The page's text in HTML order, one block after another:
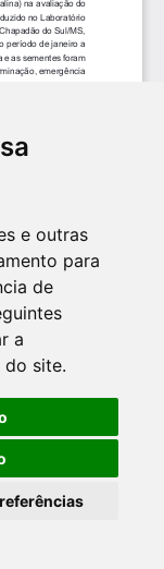
e outras
para
de
a
do site.